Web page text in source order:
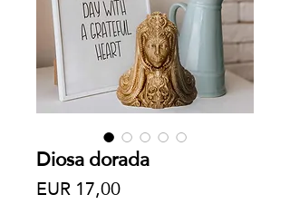
Diosa dorada
EUR 17,00Precio